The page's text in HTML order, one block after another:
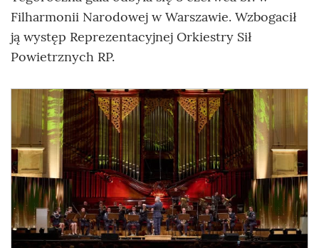
Filharmonii Narodowej w Warszawie. Wzbogacił
ją występ Reprezentacyjnej Orkiestry Sił
Powietrznych RP.